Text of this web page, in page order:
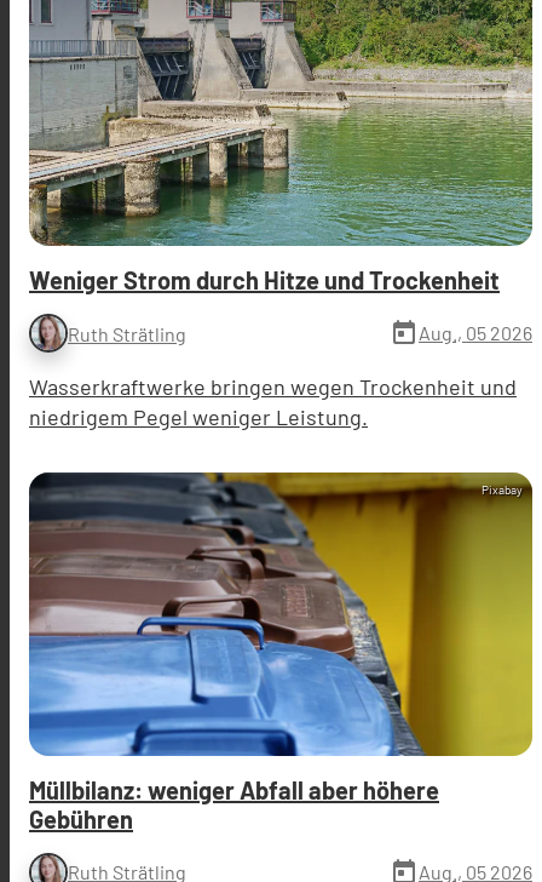
Weniger Strom durch Hitze und Trockenheit
Ruth Strätling today Aug., 05 2026
Wasserkraftwerke bringen wegen Trockenheit und
niedrigem Pegel weniger Leistung.
Pixabay
Müllbilanz: weniger Abfall aber höhere
Gebühren
Ruth Strätling today Aug., 05 2026